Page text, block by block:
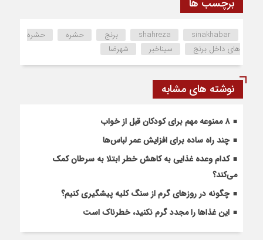
برچسب ها
shahreza sinakhabar برنج حشره
حشره
های داخل برنج
سیناخبر شهرضا
نوشته های مشابه
۸ ممنوعه مهم برای کودکان قبل از خواب
چند راه ساده برای افزایش عمر لباس‌ها
کدام وعده غذایی به کاهش خطر ابتلا به سرطان کمک
می‌کند؟
چگونه در روزهای گرم از سنگ کلیه پیشگیری کنیم؟
این غذاها را مجدد گرم نکنید، خطرناک است